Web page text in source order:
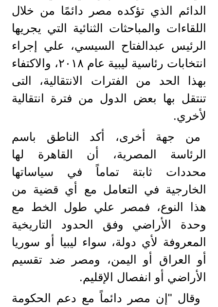
الدائم الذي تؤكده مصر دائمًا من خلال
اللقاءات والمباحثات الثنائية التي يجريها
الرئيس عبدالفتاح السيسي، علي إجراء
انتخابات رئاسية ليبية عام ٢٠١٨، والاكتفاء
بهذا الحد من الفترات الانتقالية، التى
تنتقل بها بعض الدول من فترة انتقالية
لأخري.
من جهة أخرى، أكد الناطق باسم
الرئاسة المصرية، أن القاهرة لها
محددات ثابتة تماماً في سياساتها
الخارجية في التعامل مع أي قضية من
هذا النوع، فمصر علي طول الخط مع
وحدة الأراضي وفق الحدود التاريخية
المعروفة لأي دولة، سواء ليبيا أو سوريا
أو العراق أو اليمن، ومصر ضد تقسيم
الأراضي أو انفصال الإقليم.
وقال "إن مصر دائماً مع دعم الحكومة